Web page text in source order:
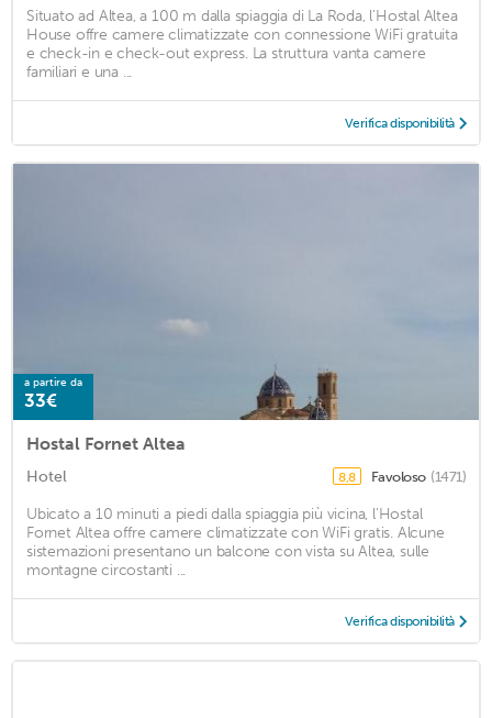
Situato ad Altea, a 100 m dalla spiaggia di La Roda, l'Hostal Altea
House offre camere climatizzate con connessione WiFi gratuita
e check-in e check-out express. La struttura vanta camere
familiari e una ...
Verifica disponibilità
a partire da
33€
Hostal Fornet Altea
Hotel 8,8 Favoloso (1471)
Ubicato a 10 minuti a piedi dalla spiaggia più vicina, l'Hostal
Fornet Altea offre camere climatizzate con WiFi gratis. Alcune
sistemazioni presentano un balcone con vista su Altea, sulle
montagne circostanti ...
Verifica disponibilità